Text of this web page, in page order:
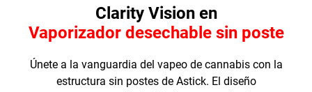
Clarity Vision en
Vaporizador desechable sin poste
Únete a la vanguardia del vapeo de cannabis con la
estructura sin postes de Astick. El diseño